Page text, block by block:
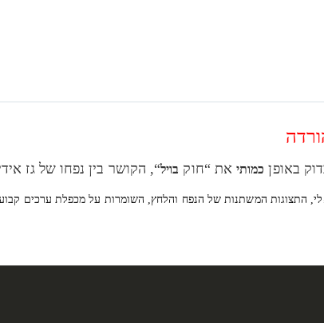
באופן כמותיאת “חוק בויל“, הקושר בין נפחו של גז
התצוגות המשתנות של הנפח והלחץ, השומרות על מכפלת ערכים